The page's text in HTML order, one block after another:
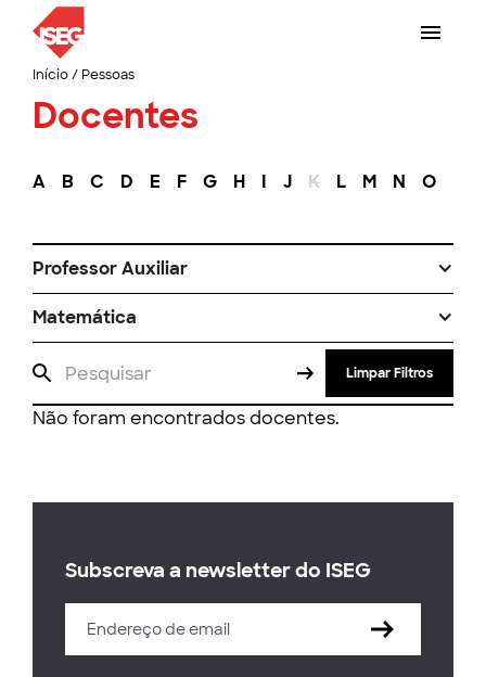
Início/ Pessoas
Docentes
A B C D E F G H I J K L M N O
Professor Auxiliar
Matemática
Limpar Filtros
Não foram encontrados docentes.
Subscreva a newsletter do ISEG